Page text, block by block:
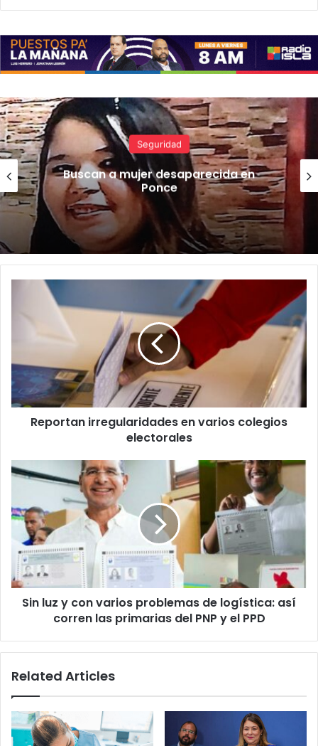
Seguridad
Buscan a mujer desaparecida en
Ponce
Reportan
irregularidades
electorales
Reportan irregularidades en varios colegios
electorales
Sin
luz
con
varios
problemas
de
logística:
así
corren
y
Sin luz y con varios problemas de logística: así
corren las primarias del PNP y el PPD
Related Articles